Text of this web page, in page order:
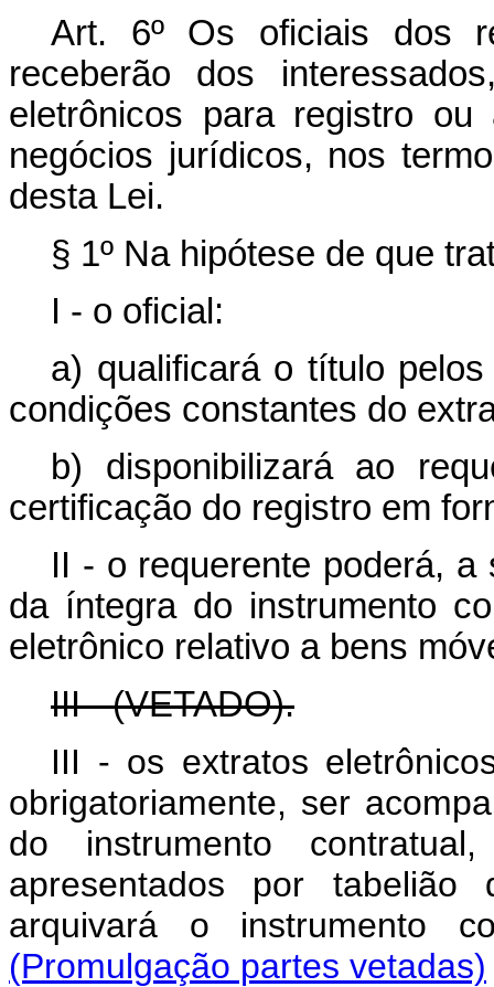
Art. 6º Os oficiais dos
receberão dos
eletrônicos para registro
negócios jurídicos, nos
desta Lei.
§ 1º Na hipótese de que
I - o oficial:
a) qualificará o título
condições constantes do
b) disponibilizará ao
certificação do registro em
II - o requerente poderá,
da íntegra do instrumento
eletrônico relativo a bens
III - (VETADO).
III - os extratos
obrigatoriamente, ser
do instrumento
apresentados por
arquivará o
(Promulgação partes vetadas)